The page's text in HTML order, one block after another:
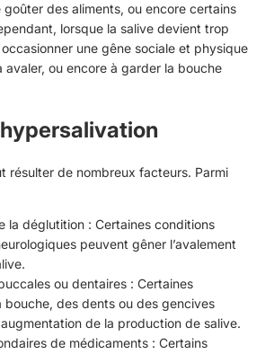
des aliments, ou encore certains
lorsque la salive devient trop
une gêne sociale et physique
avaler, ou encore à garder la bouche
résulter de nombreux facteurs. Parmi
la déglutition : Certaines conditions
peuvent gêner l’avalement
ou dentaires : Certaines
bouche, des dents ou des gencives
de la production de salive.
de médicaments : Certains